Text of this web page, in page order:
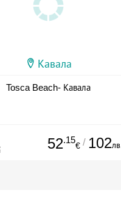
Кавала
Tosca Beach- Кавала
52.15
€ / 102лв.